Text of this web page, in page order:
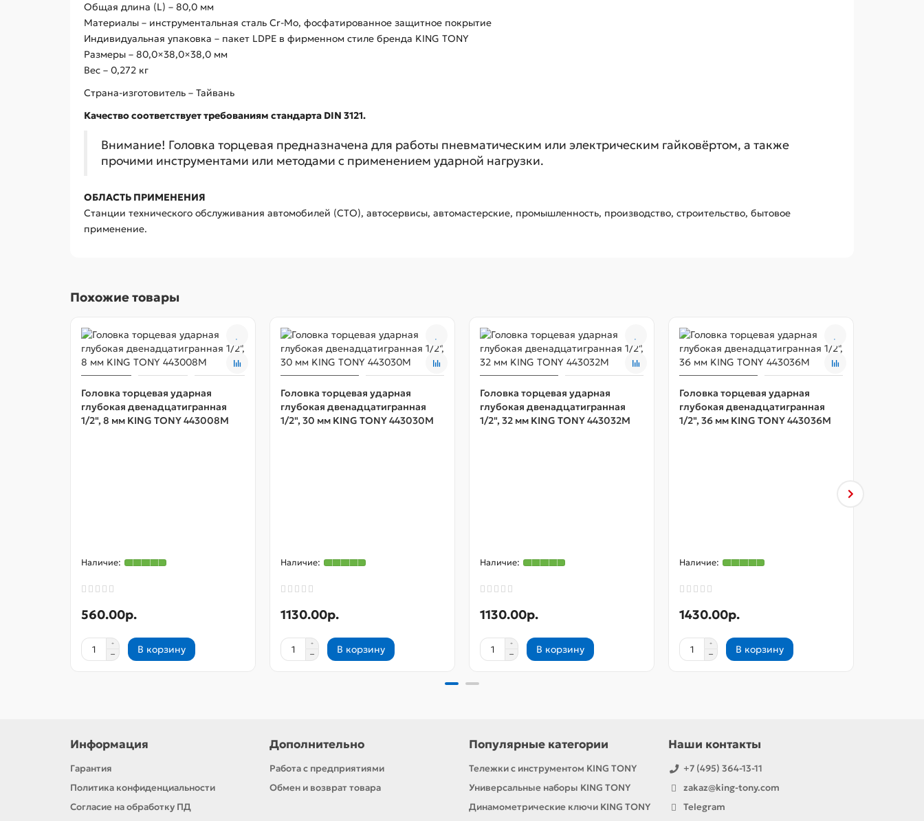
Общая длина (L) – 80,0 мм
Материалы – инструментальная сталь Cr-Mo, фосфатированное защитное покрытие
Индивидуальная упаковка – пакет LDPE в фирменном стиле бренда KING TONY
Размеры – 80,0×38,0×38,0 мм
Вес – 0,272 кг
Страна-изготовитель – Тайвань
Качество соответствует требованиям стандарта DIN 3121.
Внимание! Головка торцевая предназначена для работы пневматическим или электрическим гайковёртом, а также
прочими инструментами или методами с применением ударной нагрузки.
ОБЛАСТЬ ПРИМЕНЕНИЯ
Станции технического обслуживания автомобилей (СТО), автосервисы, автомастерские, промышленность, производство, строительство, бытовое
применение.
Похожие товары
Головка торцевая ударная
глубокая двенадцатигранная
1/2", 8 мм KING TONY 443008M
560.00р.
В корзину
Головка торцевая ударная
глубокая двенадцатигранная
1/2", 30 мм KING TONY 443030M
1130.00р.
В корзину
Головка торцевая ударная
глубокая двенадцатигранная
1/2", 32 мм KING TONY 443032M
1130.00р.
В корзину
Головка торцевая ударная
глубокая двенадцатигранная
1/2", 36 мм KING TONY 443036M
1430.00р.
В корзину
Информация
Гарантия
Политика конфиденциальности
Согласие на обработку ПД
Дополнительно
Работа с предприятиями
Обмен и возврат товара
Популярные категории
Тележки с инструментом KING TONY
Универсальные наборы KING TONY
Динамометрические ключи KING TONY
Наши контакты
+7 (495) 364-13-11
zakaz@king-tony.com
Telegram